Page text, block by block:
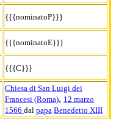
{{{nominatoP}}}
{{{nominatoE}}}
{{{C}}}
Chiesa di San Luigi dei
Francesi (Roma), 12 marzo
1566 dal papa Benedetto XIII